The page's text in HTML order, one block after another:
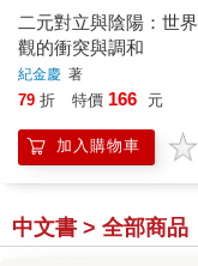
二元對立與陰陽：世界
觀的衝突與調和
紀金慶 著
79 折 特價 166 元
加入購物車
中文書 > 全部商品